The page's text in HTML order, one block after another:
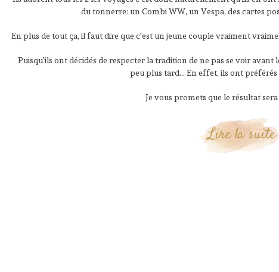
du tonnerre: un Combi WW, un Vespa, des cartes
En plus de tout ça, il faut dire que c'est un jeune couple vraiment
Puisqu'ils ont décidés de respecter la tradition de ne pas se voir
peu plus tard... En effet, ils ont
Je vous promets que le résultat sera
Lire la suite